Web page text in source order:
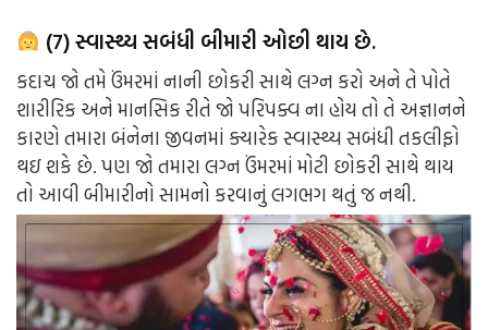
(7) સ્વાસ્થ્ય સબંધી બીમારી ઓછી થાય છે.
કદાચ જો તમે ઉંમરમાં નાની છોકરી સાથે લગ્ન કરો અને તે પોતે
શારીરિક અને માનસિક રીતે જો પરિપક્વ ના હોય તો તે અજ્ઞાનને
કારણે તમારા બંનેના જીવનમાં ક્યારેક સ્વાસ્થ્ય સબંધી તકલીફો
થઇ શકે છે. પણ જો તમારા લગ્ન ઉંમરમાં મોટી છોકરી સાથે થાય
તો આવી બીમારીનો સામનો કરવાનું લગભગ થતું જ નથી.